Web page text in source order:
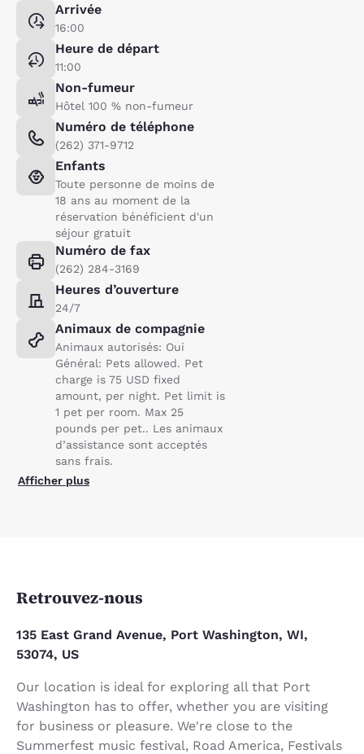
Arrivée
16:00
Heure de départ
11:00
Non-fumeur
Hôtel 100 % non-fumeur
Numéro de téléphone
(262) 371-9712
Enfants
Toute personne de moins de
18 ans au moment de la
réservation bénéficient d'un
séjour gratuit
Numéro de fax
(262) 284-3169
Heures d’ouverture
24/7
Animaux de compagnie
Animaux autorisés: Oui
Général: Pets allowed. Pet
charge is 75 USD fixed
amount, per night. Pet limit is
1 pet per room. Max 25
pounds per pet.. Les animaux
d’assistance sont acceptés
sans frais.
Afficher plus
Retrouvez-nous
135 East Grand Avenue, Port Washington, WI,
53074, US
Our location is ideal for exploring all that Port
Washington has to offer, whether you are visiting
for business or pleasure. We're close to the
Summerfest music festival, Road America, Festivals